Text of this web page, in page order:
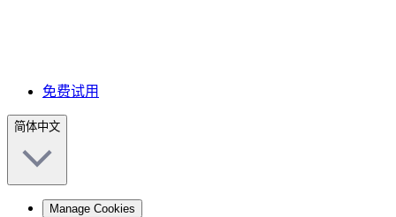
免费试用
简体中文
Manage Cookies